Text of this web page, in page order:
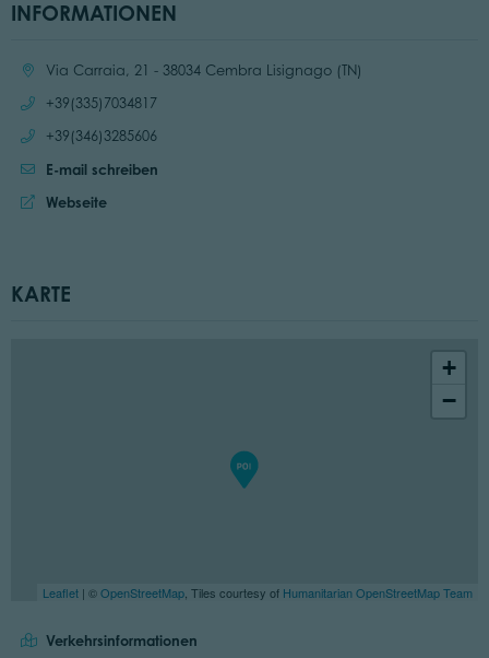
INFORMATIONEN
Ort:
Via Carraia, 21 - 38034 Cembra Lisignago (TN)
Anrufen:
+39(335)7034817
Anrufen:
+39(346)3285606
E-mail schreiben
Website:
Webseite
KARTE
+
−
Leaflet | ©OpenStreetMap , Tiles courtesy of Humanitarian OpenStreetMap Team
Verkehrsinformationen